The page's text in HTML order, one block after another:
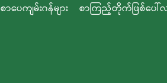
စာပေကျမ်းဂန်များ
စာကြည့်တိုက်ဖြစ်ပေါ်